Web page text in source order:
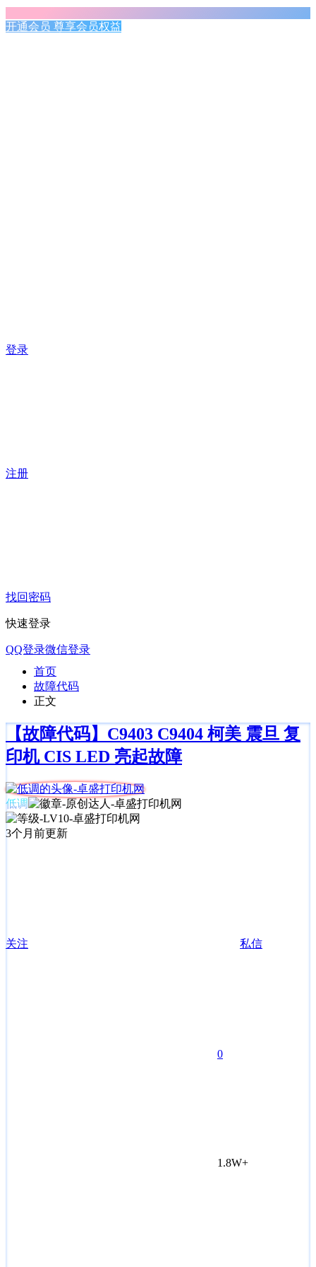
开通会员 尊享会员权益
登录
注册
找回密码
快速登录
QQ登录微信登录
首页
故障代码
正文
【故障代码】C9403 C9404 柯美 震旦 复
印机 CIS LED 亮起故障
低调
3个月前更新
关注 私信
0
1.8W+